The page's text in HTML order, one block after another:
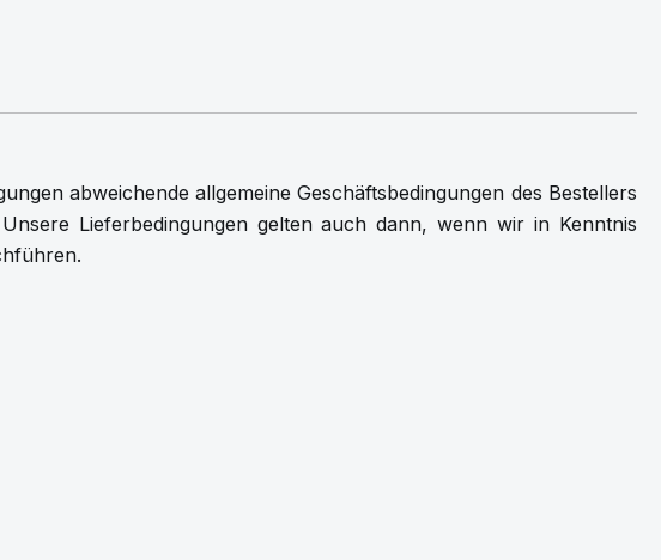
abweichende allgemeine Geschäftsbedingungen des Bestellers
Lieferbedingungen gelten auch dann, wenn wir in Kenntnis